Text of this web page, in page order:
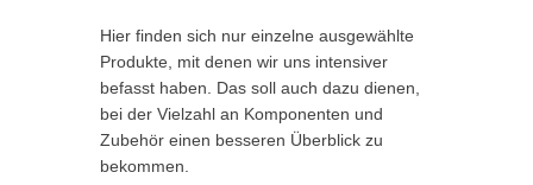
Hier finden sich nur einzelne ausgewählte
Produkte, mit denen wir uns intensiver
befasst haben. Das soll auch dazu dienen,
bei der Vielzahl an Komponenten und
Zubehör einen besseren Überblick zu
bekommen.